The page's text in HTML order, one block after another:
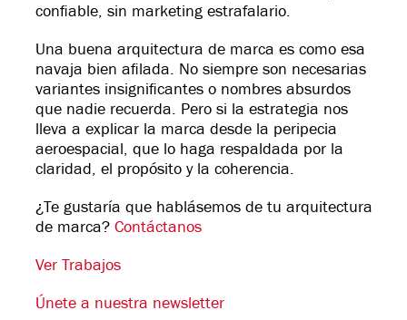
confiable, sin marketing estrafalario.
Una buena arquitectura de marca es como esa
navaja bien afilada. No siempre son necesarias
variantes insignificantes o nombres absurdos
que nadie recuerda. Pero si la estrategia nos
lleva a explicar la marca desde la peripecia
aeroespacial, que lo haga respaldada por la
claridad, el propósito y la coherencia.
¿Te gustaría que hablásemos de tu arquitectura
de marca? Contáctanos
Ver Trabajos
Únete a nuestra newsletter